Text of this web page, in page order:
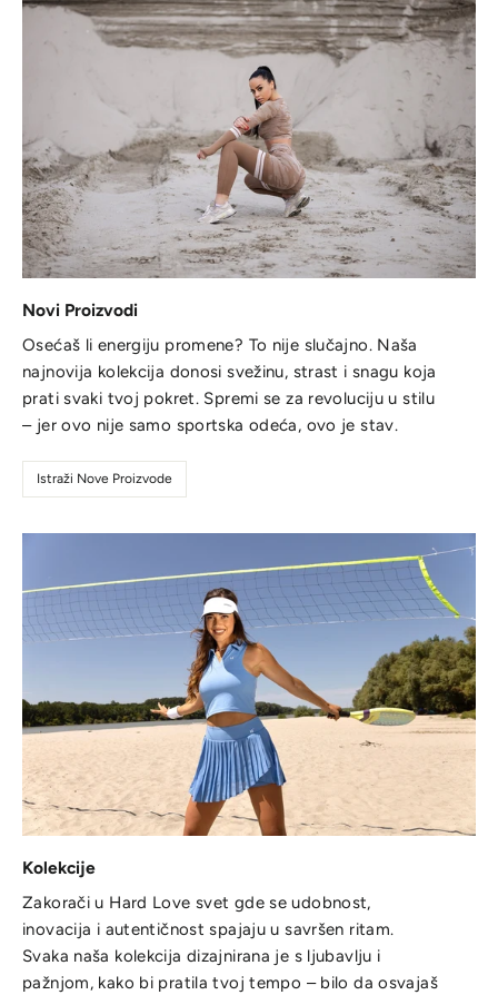
Novi Proizvodi
Osećaš li energiju promene? To nije slučajno. Naša
najnovija kolekcija donosi svežinu, strast i snagu koja
prati svaki tvoj pokret. Spremi se za revoluciju u stilu
– jer ovo nije samo sportska odeća, ovo je stav.
Istraži Nove Proizvode
Kolekcije
Zakorači u Hard Love svet gde se udobnost,
inovacija i autentičnost spajaju u savršen ritam.
Svaka naša kolekcija dizajnirana je s ljubavlju i
pažnjom, kako bi pratila tvoj tempo – bilo da osvajaš